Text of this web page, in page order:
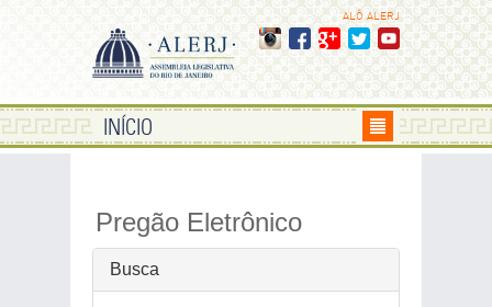
ALÔ ALERJ
INÍCIO
Pregão Eletrônico
Busca